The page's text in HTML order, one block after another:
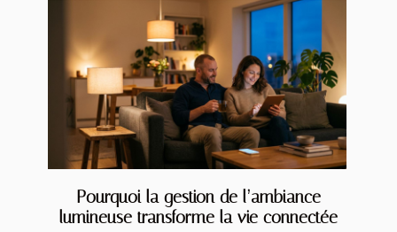
Pourquoi la gestion de l’ambiance
lumineuse transforme la vie connectée